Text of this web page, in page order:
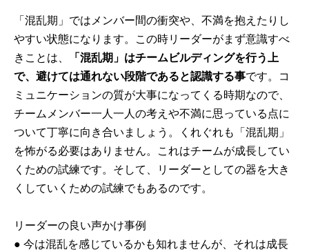
「混乱期」ではメンバー間の衝突や、不満を抱えたりし
やすい状態になります。この時リーダーがまず意識すべ
きことは、
「混乱期」はチームビルディングを行う上
で、避けては通れない段階であると認識する事です。コ
ミュニケーションの質が大事になってくる時期なので、
チームメンバー一人一人の考えや不満に思っている点に
ついて丁寧に向き合いましょう。くれぐれも「混乱期」
を怖がる必要はありません。これはチームが成長してい
くための試練です。そして、リーダーとしての器を大き
くしていくための試練でもあるのです。
リーダーの良い声かけ事例
● 今は混乱を感じているかも知れませんが、それは成長